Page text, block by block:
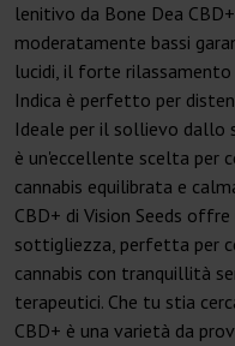
lenitivo da Bone Dea
moderatamente bassi
lucidi, il forte
Indica è perfetto per
Ideale per il sollievo dallo
è un'eccellente scelta per
cannabis equilibrata e
CBD+ di Vision Seeds
sottigliezza, perfetta per
cannabis con tranquillità
terapeutici. Che tu stia
CBD+ è una varietà da